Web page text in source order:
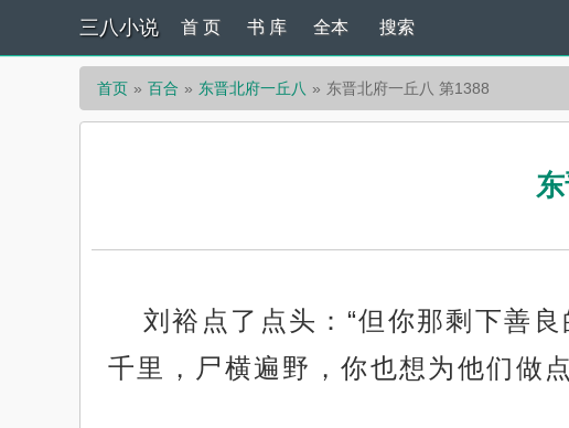
三八小说 首 页 书 库 全本 搜索
首页 百合 东晋北府一丘八 东晋北府一丘八 第1388
刘裕点了点头：“但你那剩下善
千里，尸横遍野，你也想为他们做